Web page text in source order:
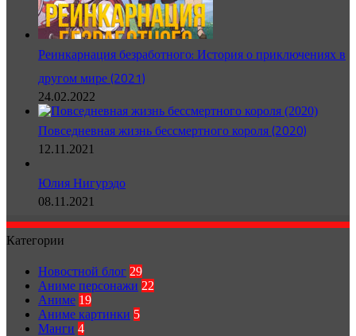
Реинкарнация безработного: История о приключениях в
другом мире (2021)
24.02.2022
Повседневная жизнь бессмертного короля (2020)
12.11.2021
Юлия Нигурэдо
08.11.2021
Категории
Новостной блог 29
Аниме персонажи 22
Аниме 19
Аниме картинки 5
Манги 4